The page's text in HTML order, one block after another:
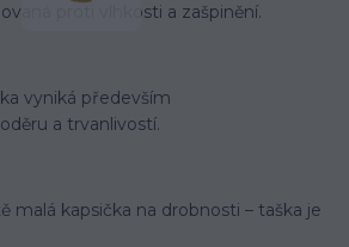
proti vlhkosti a zašpinění.
vyniká především
a trvanlivostí.
malá kapsička na drobnosti – taška je